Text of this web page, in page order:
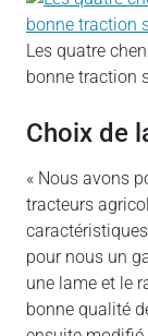
Les quatre
bonne traction
Choix de
« Nous avons
tracteurs
pour nous un
une lame et le
bonne qualité